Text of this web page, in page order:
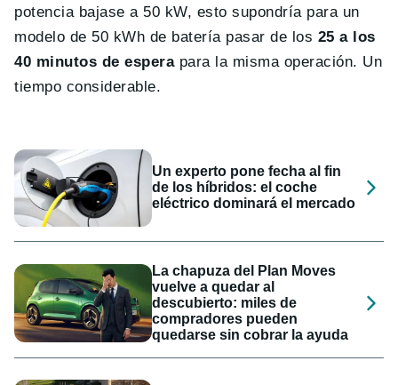
potencia bajase a 50 kW, esto supondría para un
modelo de 50 kWh de batería pasar de los 25 a los
40 minutos de esperapara la misma operación. Un
tiempo considerable.
Un experto pone fecha al fin
de los híbridos: el coche
eléctrico dominará el mercado
La chapuza del Plan Moves
vuelve a quedar al
descubierto: miles de
compradores pueden
quedarse sin cobrar la ayuda